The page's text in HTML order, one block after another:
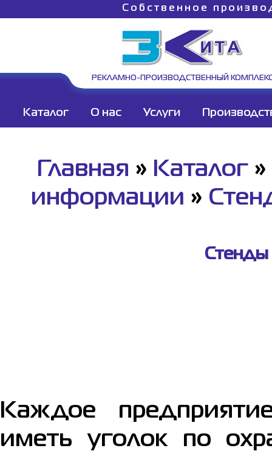
Собственное
РЕКЛАМНО-ПРОИЗВОДСТВЕННЫЙ
Каталог О нас Услуги
Главная » Каталог »
информации »
Стенды
Каждое
иметь уголок по